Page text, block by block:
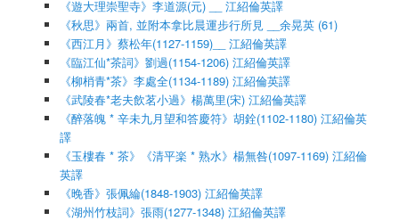
《遊大理崇聖寺》李道源(元) __ 江紹倫英譯
《秋思》兩首, 並附本拿比晨運步行所見 __余晃英 (61)
《西江月》蔡松年(1127-1159)__ 江紹倫英譯
《臨江仙*茶詞》劉過(1154-1206) 江紹倫英譯
《柳梢青*茶》李處全(1134-1189) 江紹倫英譯
《武陵春*老夫飲茗小過》楊萬里(宋) 江紹倫英譯
《醉落魄 * 辛未九月望和答慶符》胡銓(1102-1180) 江紹倫英
譯
《玉樓春 * 茶》《清平楽 * 熟水》楊無咎(1097-1169) 江紹倫
英譯
《晚香》張佩綸(1848-1903) 江紹倫英譯
《湖州竹枝詞》張雨(1277-1348) 江紹倫英譯